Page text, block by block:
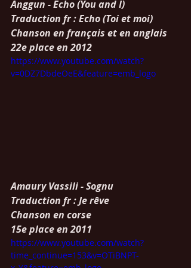
Anggun - Echo (You and I)
Traduction fr : Echo (Toi et moi)
Chanson en français et en anglais
22e place en 2012
https://www.youtube.com/watch?
v=0DZ7DbdeOeE&feature=emb_logo
Amaury Vassili - Sognu
Traduction fr : Je rêve
Chanson en corse
15e place en 2011
https://www.youtube.com/watch?
time_continue=153&v=OTiBNPT-